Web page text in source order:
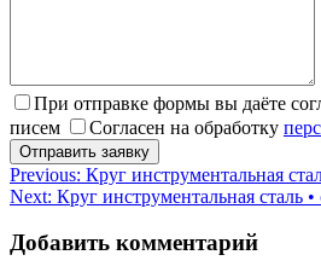
При отправке формы вы даёте
писем
Согласен на обработку
Навигация
по
записям
Previous: Круг инструментальная
Next: Круг инструментальная
Добавить комментарий